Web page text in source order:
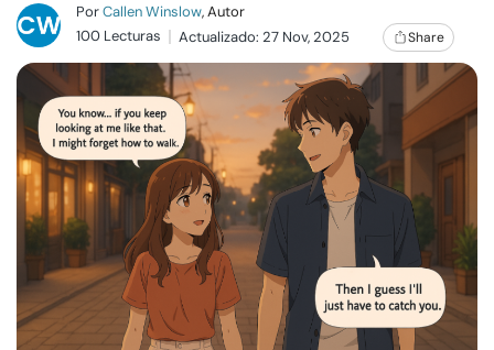
Relaciones
Familia
Ayuda
Cursos
Recursos
PorCallen Winslow, Autor
100 Lecturas
Actualizado: 27 Nov, 2025 Share